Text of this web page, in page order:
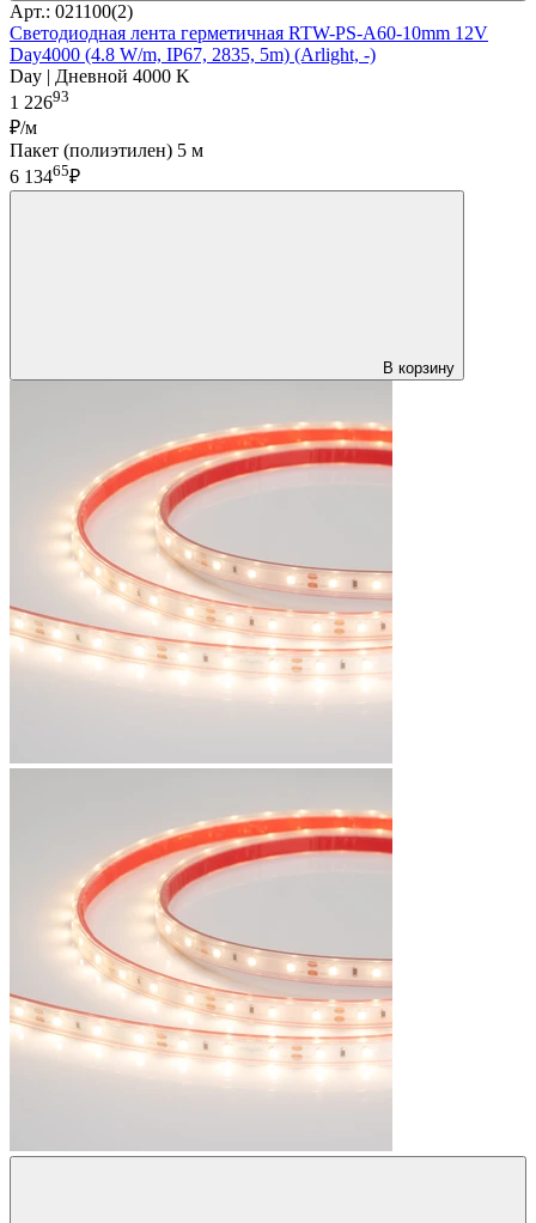
Арт.: 021100(2)
Светодиодная лента герметичная RTW-PS-A60-10mm 12V
Day4000 (4.8 W/m, IP67, 2835, 5m) (Arlight, -)
Day | Дневной 4000 K
1 22693
₽/м
Пакет (полиэтилен) 5 м
6 13465₽
В корзину